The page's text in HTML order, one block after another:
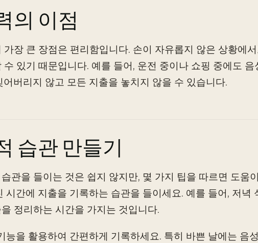
의 이점
가장 큰 장점은 편리함입니다. 손이 자유롭지 않은 상황에
수 있기 때문입니다. 예를 들어, 운전 중이나 쇼핑 중에도 음
어버리지 않고 모든 지출을 놓치지 않을 수 있습니다.
습관 만들기
관을 들이는 것은 쉽지 않지만, 몇 가지 팁을 따르면 도움
시간에 지출을 기록하는 습관을 들이세요. 예를 들어, 저녁
정리하는 시간을 가지는 것입니다.
능을 활용하여 간편하게 기록하세요. 특히 바쁜 날에는 음